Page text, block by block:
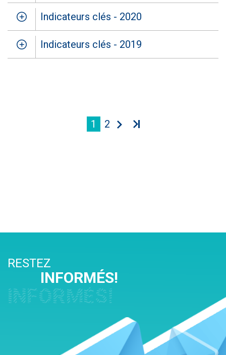
Indicateurs clés - 2020
Indicateurs clés - 2019
1 2
RESTEZ
INFORMÉS!
INFORMÉS!